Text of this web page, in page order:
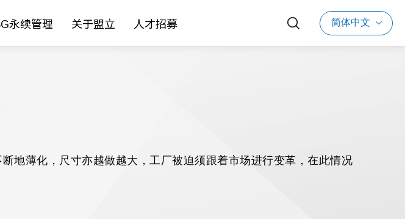
永续管理 关于盟立 人才招募 简体中文
地薄化，尺寸亦越做越大，工厂被迫须跟着市场进行变革，在此情况